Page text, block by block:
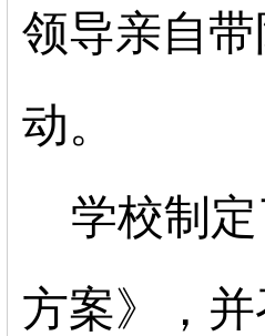
领导亲自
动。
学校制
方案》，